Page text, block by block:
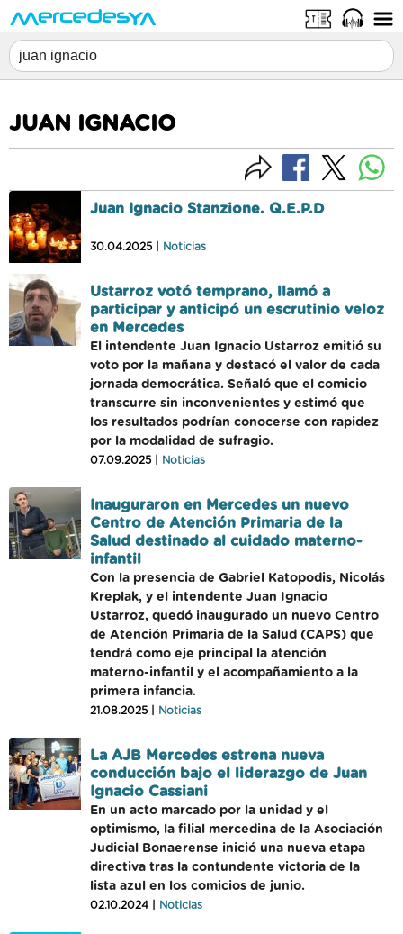
JUAN IGNACIO
Juan Ignacio Stanzione. Q.E.P.D
30.04.2025 | Noticias
Ustarroz votó temprano, llamó a
participar y anticipó un escrutinio veloz
en Mercedes
El intendente Juan Ignacio Ustarroz emitió su
voto por la mañana y destacó el valor de cada
jornada democrática. Señaló que el comicio
transcurre sin inconvenientes y estimó que
los resultados podrían conocerse con rapidez
por la modalidad de sufragio.
07.09.2025 | Noticias
Inauguraron en Mercedes un nuevo
Centro de Atención Primaria de la
Salud destinado al cuidado materno-
infantil
Con la presencia de Gabriel Katopodis, Nicolás
Kreplak, y el intendente Juan Ignacio
Ustarroz, quedó inaugurado un nuevo Centro
de Atención Primaria de la Salud (CAPS) que
tendrá como eje principal la atención
materno-infantil y el acompañamiento a la
primera infancia.
21.08.2025 | Noticias
La AJB Mercedes estrena nueva
conducción bajo el liderazgo de Juan
Ignacio Cassiani
En un acto marcado por la unidad y el
optimismo, la filial mercedina de la Asociación
Judicial Bonaerense inició una nueva etapa
directiva tras la contundente victoria de la
lista azul en los comicios de junio.
02.10.2024 | Noticias